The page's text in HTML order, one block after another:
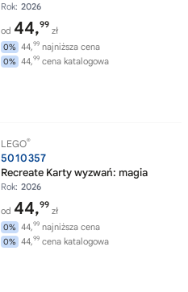
Rok: 2026
od 44,99
zł
0% 44,99 najniższa cena
0% 44,99 cena katalogowa
LEGO®
5010357
Recreate Karty wyzwań: magia
Rok: 2026
od 44,99
zł
0% 44,99 najniższa cena
0% 44,99 cena katalogowa